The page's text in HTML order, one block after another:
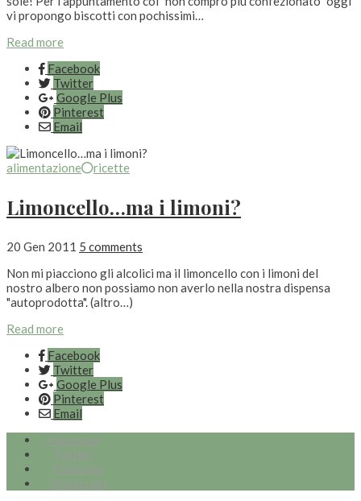
vi propongo biscotti con pochissimi…
Read more
Facebook
Twitter
Google Plus
Pinterest
Email
alimentazione ricette
Limoncello…ma i limoni?
20 Gen 2011 5 comments
Non mi piacciono gli alcolici ma il limoncello con i limoni del
nostro albero non possiamo non averlo nella nostra dispensa
"autoprodotta". (altro…)
Read more
Facebook
Twitter
Google Plus
Pinterest
Email
Facebook
Twitter
Pinterest
Instagram